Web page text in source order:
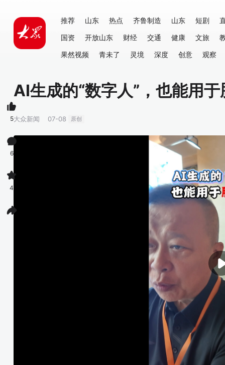
推荐 山东 热点 齐鲁制造 山东 短剧
国资
开放山东 财经 交通 健康 文旅
果然视频
青未了 灵境 深度 创意 观察
AI生成的“数字人”，也能用
大众新闻 07-08 原创
5
6
4